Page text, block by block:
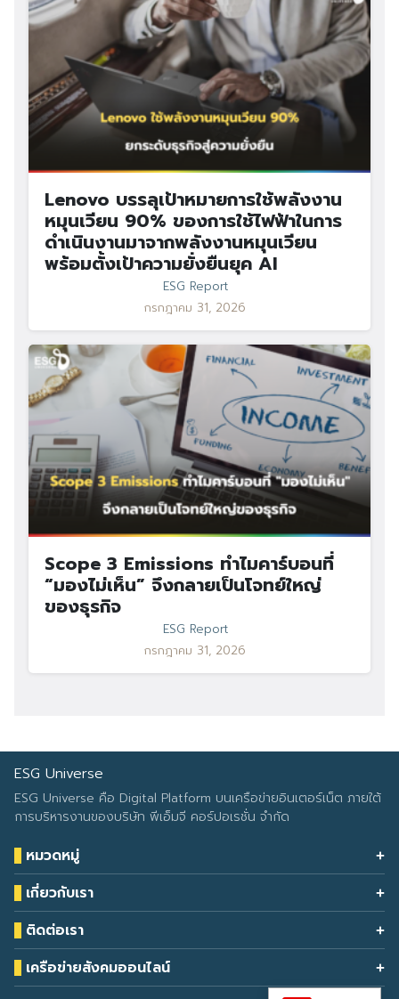
Lenovo บรรลุเป้าหมายการใช้พลังงาน
หมุนเวียน 90% ของการใช้ไฟฟ้าในการ
ดำเนินงานมาจากพลังงานหมุนเวียน
พร้อมตั้งเป้าความยั่งยืนยุค AI
ESG Report
กรกฎาคม 31, 2026
Scope 3 Emissions ทำไมคาร์บอนที่
“มองไม่เห็น” จึงกลายเป็นโจทย์ใหญ่
ของธุรกิจ
ESG Report
กรกฎาคม 31, 2026
ESG Universe
ESG Universe คือ Digital Platform บนเครือข่ายอินเตอร์เน็ต ภายใต้
การบริหารงานของบริษัท พีเอ็มจี คอร์ปอเรชั่น จำกัด
หมวดหมู่
Health & Wellness
Eco Icon
ESG Data
Climate Change
ESG Report
เกี่ยวกับเรา
Our Services
About Us
Contact Us
ติดต่อเรา
โทรศัพท์: 090-549-2524
เครือข่ายสังคมออนไลน์